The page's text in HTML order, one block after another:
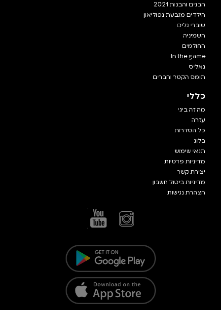
הבנים והבנות 2021
הילדים מגבעת נפוליאון
שוברי גלים
השמיניה
החולמים
In the game
גאליס
תומס הקטר וחברים
כללי
מה זה ביגי
עזרה
כל הסדרות
בלוג
תנאי שימוש
מדיניות פרטיות
יצירת קשר
מדיניות ביטול חשבון
הצהרת נגישות